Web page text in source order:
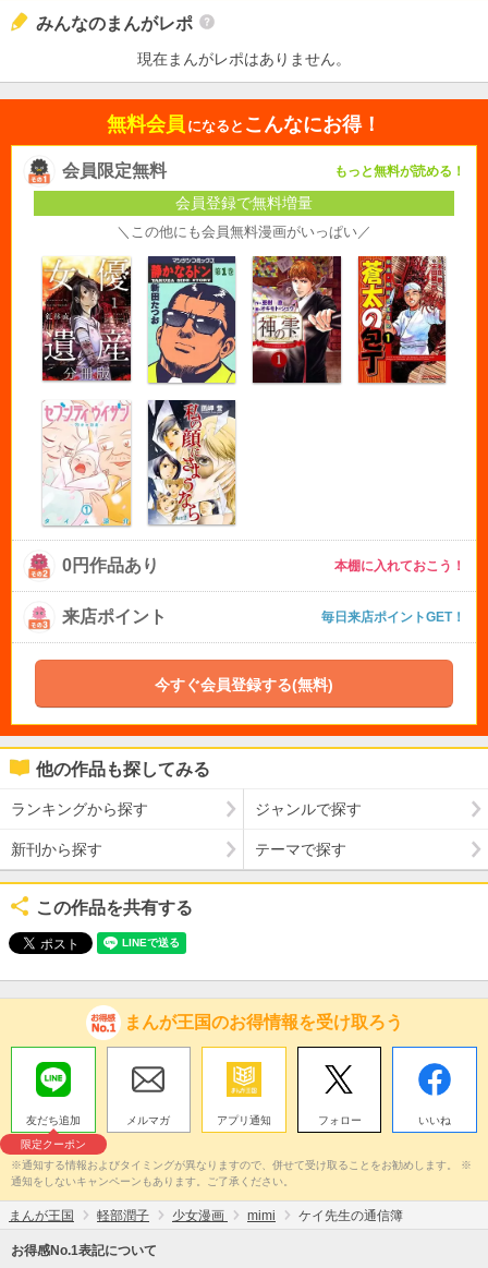
みんなのまんがレポ
現在まんがレポはありません。
無料会員 になると こんなにお得！
会員限定無料 もっと無料が読める！
会員登録で無料増量
＼この他にも会員無料漫画がいっぱい／
0円作品あり 本棚に入れておこう！
来店ポイント 毎日来店ポイントGET！
今すぐ会員登録する(無料)
他の作品も探してみる
ランキングから探す ジャンルで探す
新刊から探す テーマで探す
この作品を共有する
まんが王国のお得情報を受け取ろう
友だち追加
限定クーポン
メルマガ アプリ通知 フォロー いいね
※通知する情報およびタイミングが異なりますので、併せて受け取ることをお勧めします。 ※
通知をしないキャンペーンもあります。ご了承ください。
まんが王国 軽部潤子 少女漫画 mimi ケイ先生の通信簿
お得感No.1表記について